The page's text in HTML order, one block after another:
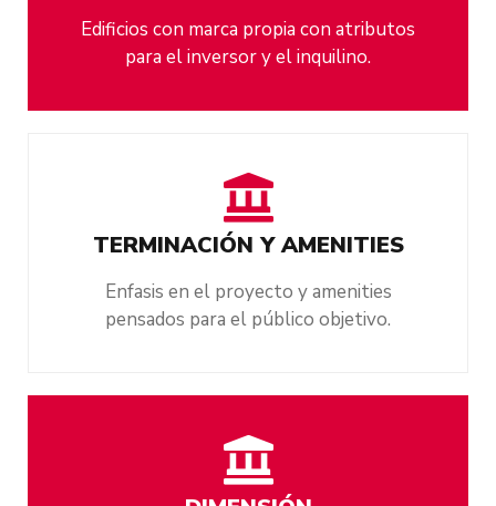
Edificios con marca propia con atributos
para el inversor y el inquilino.
TERMINACIÓN Y AMENITIES
Enfasis en el proyecto y amenities
pensados para el público objetivo.